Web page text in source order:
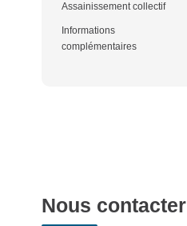
Assainissement collectif
Informations
complémentaires
Nous contacter